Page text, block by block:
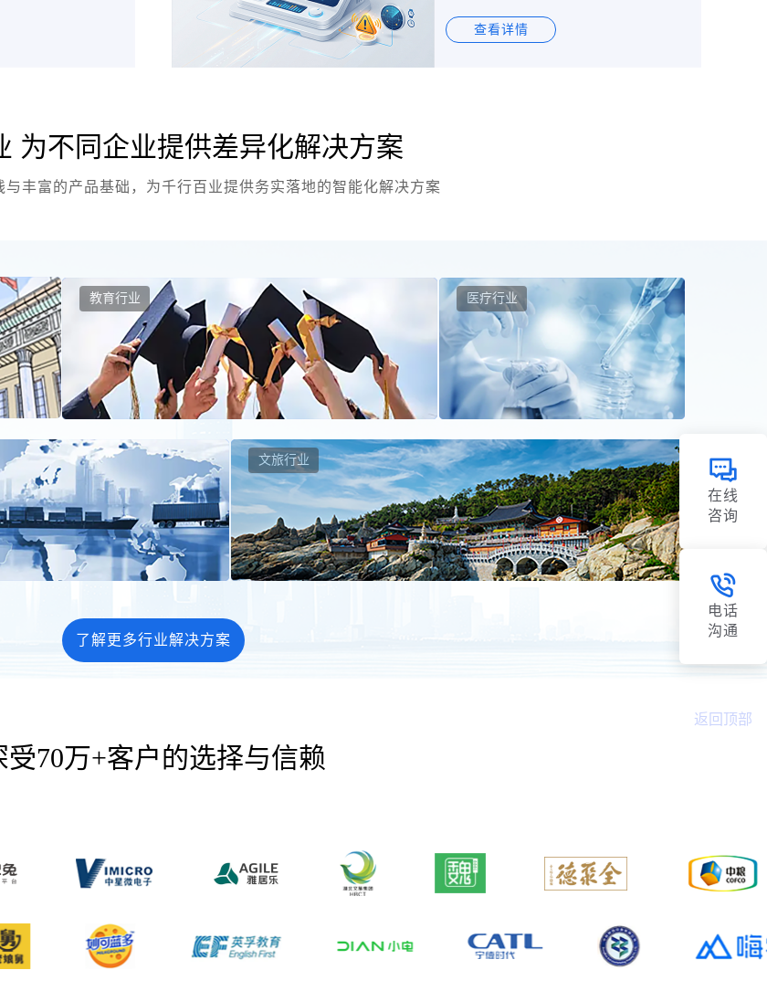
查看详情
为不同企业提供差异化解决方案
与丰富的产品基础，为千行百业提供务实落地的智能化解决方案
教育行业 医疗行业
文旅行业
了解更多行业解决方案
受70万+客户的选择与信赖
在线
咨询
电话
沟通
返回顶部